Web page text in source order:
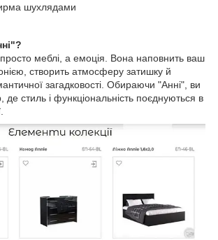
шухлядами
меблі, а емоція. Вона наповнить ваш
створить атмосферу затишку й
загадковості. Обираючи "Анні", ви
де стиль і функціональність поєднуються в